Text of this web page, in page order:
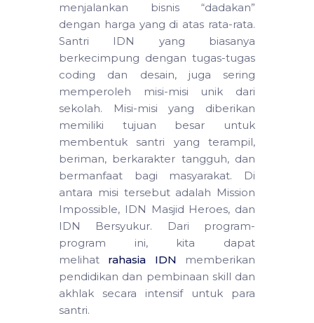
menjalankan bisnis “dadakan”
dengan harga yang di atas rata-rata.
Santri IDN yang biasanya
berkecimpung dengan tugas-tugas
coding dan desain, juga sering
memperoleh misi-misi unik dari
sekolah. Misi-misi yang diberikan
memiliki tujuan besar untuk
membentuk santri yang terampil,
beriman, berkarakter tangguh, dan
bermanfaat bagi masyarakat. Di
antara misi tersebut adalah Mission
Impossible, IDN Masjid Heroes, dan
IDN Bersyukur. Dari program-
program ini, kita dapat
melihat rahasia IDN memberikan
pendidikan dan pembinaan skill dan
akhlak secara intensif untuk para
santri.